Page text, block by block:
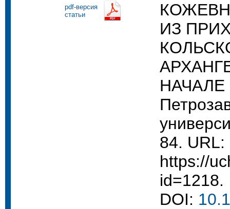
pdf-версия
статьи
ИЗ
НАЧАЛЕ
84. URL:
https://
id=1218.
DOI: